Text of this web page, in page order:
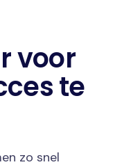
voor
te
zo snel